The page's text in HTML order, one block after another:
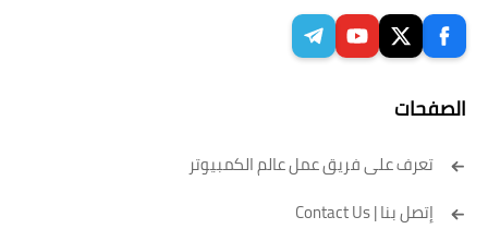
الصفحات
تعرف على فريق عمل عالم الكمبيوتر
إتصل بنا | Contact Us